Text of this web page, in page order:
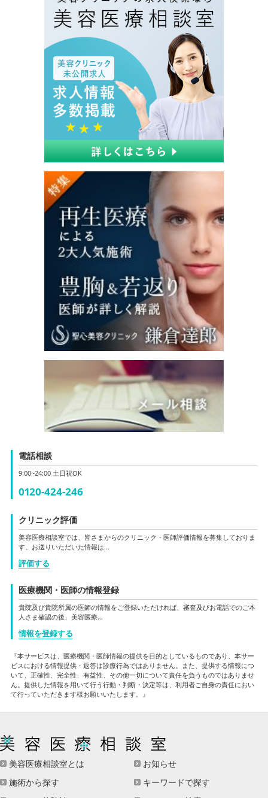
電話相談
9:00~24:00 土日祝OK
0120-424-246
クリニック評価
美容医療相談室では、皆さまからのクリニック・医師評価情報を募集しておりま
す。お送りいただいた情報は…
評価する
医療機関・医師の情報登録
貴院及び貴院所属の医師の情報をご登録いただければ、審査及びお電話でのご本
人さま確認の後、美容医療…
情報を登録する
『本サービスは、医療機関・医師情報の提供を目的としているものであり、本サー
ビスにおける情報提供・返答は診療行為ではありません。また、提供する情報につ
いて、正確性、完全性、有益性、その他一切について責任を負うものではありませ
ん。提供した情報を用いて行う行動・判断・決定等は、利用者ご自身の責任におい
て行っていただきます様お願いいたします。』
美容医療相談室とは
お知らせ
施術から探す
キーワードで探す